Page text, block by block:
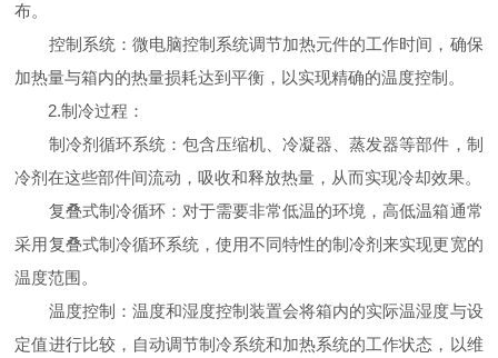
布。
控制系统：微电脑控制系统调节加热元件的工作时间，确保
加热量与箱内的热量损耗达到平衡，以实现精确的温度控制。
2.制冷过程：
制冷剂循环系统：包含压缩机、冷凝器、蒸发器等部件，制
冷剂在这些部件间流动，吸收和释放热量，从而实现冷却效果。
复叠式制冷循环：对于需要非常低温的环境，高低温箱通常
采用复叠式制冷循环系统，使用不同特性的制冷剂来实现更宽的
温度范围。
温度控制：温度和湿度控制装置会将箱内的实际温湿度与设
定值进行比较，自动调节制冷系统和加热系统的工作状态，以维